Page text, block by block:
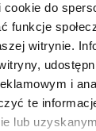
do
funkcje
witrynie.
i
te
lub
w
w
Twoje